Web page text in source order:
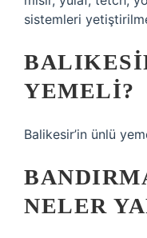
sistemleri
YEMELI?
Balikesir’in ünlü
NELER